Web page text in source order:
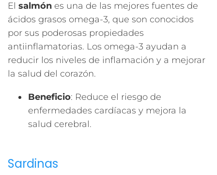
El salmón es una de las mejores fuentes de
ácidos grasos omega-3, que son conocidos
por sus poderosas propiedades
antiinflamatorias. Los omega-3 ayudan a
reducir los niveles de inflamación y a mejorar
la salud del corazón.
Beneficio: Reduce el riesgo de
enfermedades cardíacas y mejora la
salud cerebral.
Sardinas